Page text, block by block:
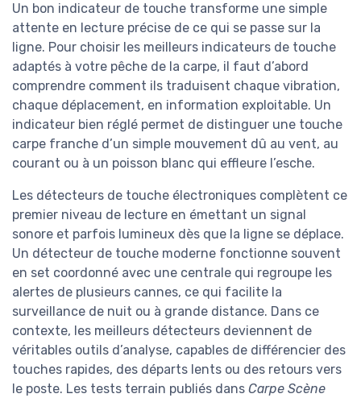
Un bon indicateur de touche transforme une simple
attente en lecture précise de ce qui se passe sur la
ligne. Pour choisir les meilleurs indicateurs de touche
adaptés à votre pêche de la carpe, il faut d’abord
comprendre comment ils traduisent chaque vibration,
chaque déplacement, en information exploitable. Un
indicateur bien réglé permet de distinguer une touche
carpe franche d’un simple mouvement dû au vent, au
courant ou à un poisson blanc qui effleure l’esche.
Les détecteurs de touche électroniques complètent ce
premier niveau de lecture en émettant un signal
sonore et parfois lumineux dès que la ligne se déplace.
Un détecteur de touche moderne fonctionne souvent
en set coordonné avec une centrale qui regroupe les
alertes de plusieurs cannes, ce qui facilite la
surveillance de nuit ou à grande distance. Dans ce
contexte, les meilleurs détecteurs deviennent de
véritables outils d’analyse, capables de différencier des
touches rapides, des départs lents ou des retours vers
le poste. Les tests terrain publiés dans Carpe Scène